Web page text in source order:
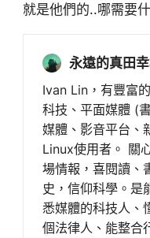
就是他們的..哪需要
永遠的真田
Ivan Lin，有豐富
科技、平面媒體 (
媒體、影音平台、
Linux使用者。 關
場情報，喜閱讀、
史，信仰科學。是
悉媒體的科技人、
個法律人、能整合